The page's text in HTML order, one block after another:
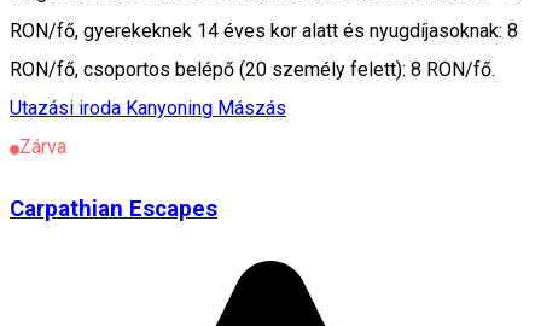
RON/fő, gyerekeknek 14 éves kor alatt és nyugdíjasoknak: 8
RON/fő, csoportos belépő (20 személy felett): 8 RON/fő.
Utazási iroda Kanyoning Mászás
Zárva
Carpathian Escapes